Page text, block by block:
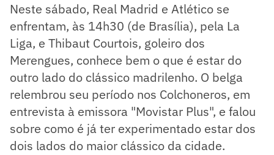
Neste sábado, Real Madrid e Atlético se
enfrentam, às 14h30 (de Brasília), pela La
Liga, e Thibaut Courtois, goleiro dos
Merengues, conhece bem o que é estar do
outro lado do clássico madrilenho. O belga
relembrou seu período nos Colchoneros, em
entrevista à emissora "Movistar Plus", e falou
sobre como é já ter experimentado estar dos
dois lados do maior clássico da cidade.